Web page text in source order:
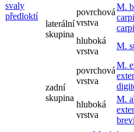
svaly
předloktí
laterální
skupina
povrchová
vrstva
M.
hluboká
vrstva
M.
zadní
skupina
povrchová
vrstva
M.
hluboká
vrstva
M.